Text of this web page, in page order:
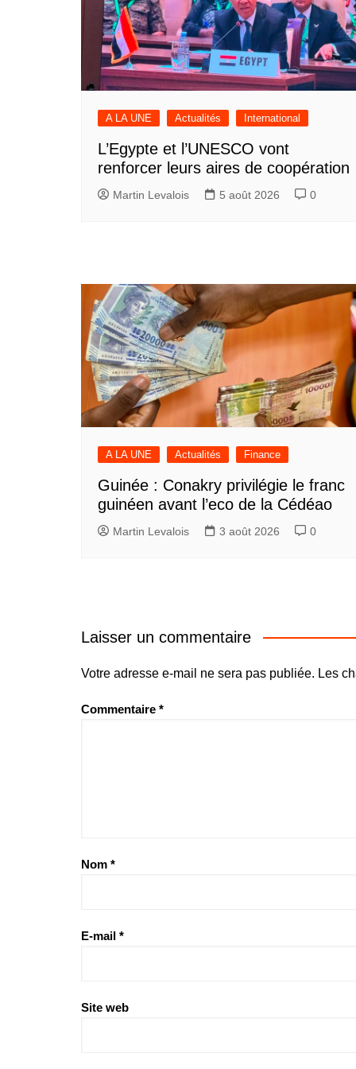
A LA UNE Actualités International
L’Egypte et l’UNESCO vont
renforcer leurs aires de coopération
Martin Levalois 5 août 2026 0
A LA UNE Actualités Finance
Guinée : Conakry privilégie le franc
guinéen avant l’eco de la Cédéao
Martin Levalois 3 août 2026 0
Laisser un commentaire
Votre adresse e-mail ne sera pas publiée. Les
Commentaire *
Nom *
E-mail *
Site web